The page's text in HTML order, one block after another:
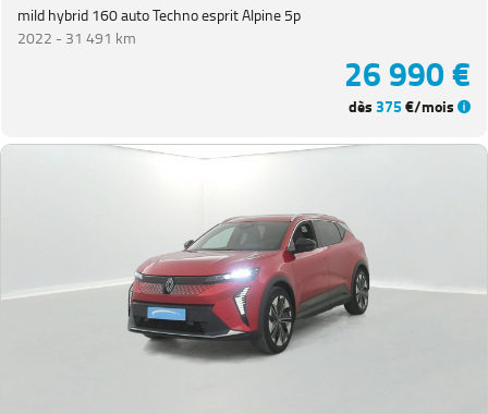
mild hybrid 160 auto Techno esprit Alpine 5p
2022 -31 491 km
26 990 €
dès375€/mois